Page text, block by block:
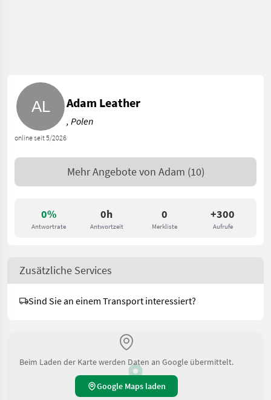
0%
Antwortrate
0h
Antwortzeit
0
Merkliste
+300
Aufrufe
online seit 5/2026
Adam Leather
, Polen
Mehr Angebote von Adam (10)
Zusätzliche Services
Sind Sie an einem Transport interessiert?
Beim Laden der Karte werden Daten an Google übermittelt.
Google Maps laden